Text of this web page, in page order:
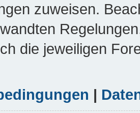
zuweisen.
die jeweiligen
|